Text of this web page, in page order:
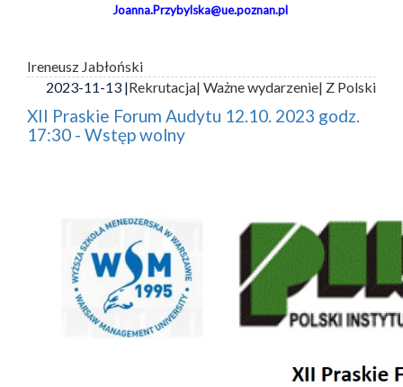
Joanna.Przybylska@ue.poznan.pl
Ireneusz Jabłoński
2023-11-13 |Rekrutacja| Ważne wydarzenie| Z Polski
XII Praskie Forum Audytu 12.10. 2023 godz.
17:30 - Wstęp wolny